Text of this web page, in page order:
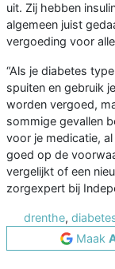
uit. Zij hebben
algemeen juist
vergoeding voor
“Als je diabetes
spuiten en gebruik
worden vergoed,
sommige gevallen
voor je medicatie,
goed op de
vergelijkt of een
zorgexpert bij
drenthe,
Maak